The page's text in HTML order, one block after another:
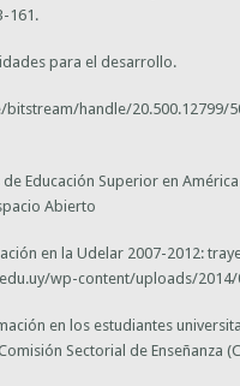
161.
para el desarrollo.
handle/20.500.12799/
Educación Superior en
Abierto
en la Udelar 2007-2012:
wp-content/uploads/
en los estudiantes
Sectorial de Enseñanza